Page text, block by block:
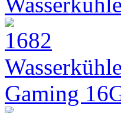
Gaming